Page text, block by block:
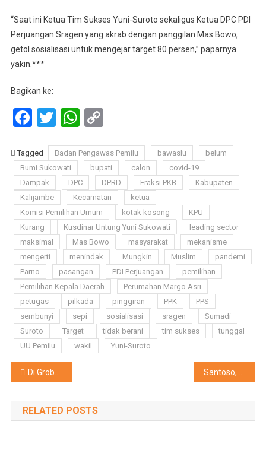
“Saat ini Ketua Tim Sukses Yuni-Suroto sekaligus Ketua DPC PDI
Perjuangan Sragen yang akrab dengan panggilan Mas Bowo,
getol sosialisasi untuk mengejar target 80 persen,” paparnya
yakin.***
Bagikan ke:
Facebook
TwitterWhatsApp
Tagged Badan Pengawas Pemilu bawaslu
belum
Bumi Sukowati
bupati calon
covid-19
Dampak
DPC DPRD Fraksi PKB
Kabupaten
Kalijambe
Kecamatan
ketua
Komisi Pemilihan Umum
kotak kosong
KPU
Kurang
Kusdinar Untung Yuni Sukowati
leading sector
maksimal
Mas Bowo masyarakat
mekanisme
mengerti
menindak Mungkin Muslim
pandemi
Parno
pasangan PDI Perjuangan
pemilihan
Pemilihan Kepala Daerah
Perumahan Margo Asri
petugas
pilkada pinggiran PPK
PPS
sembunyi
sepi sosialisasi sragen
Sumadi
Suroto
Target tidak berani tim sukses
tunggal
UU Pemilu
wakil Yuni-Suroto
Navigasi
pos
Di Grobogan, 12 Sekolah Terima Penghargaan Adiwiyata Santoso, Guru PPKn Sukses Budidaya Melon
RELATED POSTS